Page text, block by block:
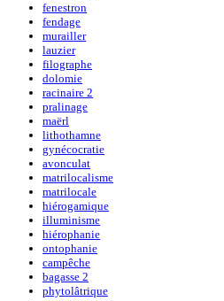
fenestron
fendage
murailler
lauzier
filographe
dolomie
racinaire 2
pralinage
maërl
lithothamne
gynécocratie
avonculat
matrilocalisme
matrilocale
hiérogamique
illuminisme
hiérophanie
ontophanie
campêche
bagasse 2
phytolâtrique